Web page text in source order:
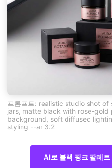
프롬프트: realistic studio shot
jars, matte black with rose-gold
background, soft diffused
styling --ar 3:2
AI로 블랙 핑크 팔레